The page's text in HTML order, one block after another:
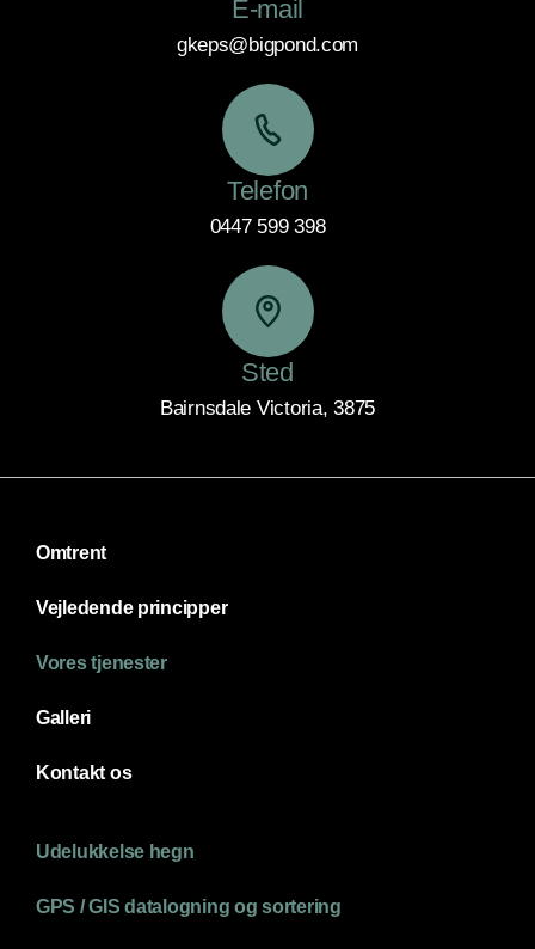
E-mail
gkeps@bigpond.com
Telefon
0447 599 398
Sted
Bairnsdale Victoria, 3875
Omtrent
Vejledende principper
Vores tjenester
Galleri
Kontakt os
Udelukkelse hegn
GPS / GIS datalogning og sortering